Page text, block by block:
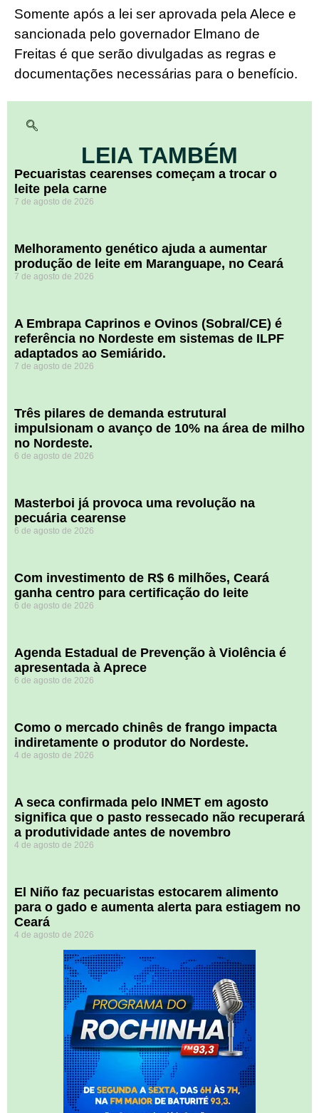
Somente após a lei ser aprovada pela Alece e
sancionada pelo governador Elmano de
Freitas é que serão divulgadas as regras e
documentações necessárias para o benefício.
LEIA TAMBÉM
Pecuaristas cearenses começam a trocar o
leite pela carne
7 de agosto de 2026
Melhoramento genético ajuda a aumentar
produção de leite em Maranguape, no Ceará
7 de agosto de 2026
A Embrapa Caprinos e Ovinos (Sobral/CE) é
referência no Nordeste em sistemas de ILPF
adaptados ao Semiárido.
7 de agosto de 2026
​Três pilares de demanda estrutural
impulsionam o avanço de 10% na área de milho
no Nordeste.
6 de agosto de 2026
Masterboi já provoca uma revolução na
pecuária cearense
6 de agosto de 2026
Com investimento de R$ 6 milhões, Ceará
ganha centro para certificação do leite
6 de agosto de 2026
Agenda Estadual de Prevenção à Violência é
apresentada à Aprece
6 de agosto de 2026
​Como o mercado chinês de frango impacta
indiretamente o produtor do Nordeste.
4 de agosto de 2026
A seca confirmada pelo INMET em agosto
significa que o pasto ressecado não recuperará
a produtividade antes de novembro
4 de agosto de 2026
El Niño faz pecuaristas estocarem alimento
para o gado e aumenta alerta para estiagem no
Ceará
4 de agosto de 2026